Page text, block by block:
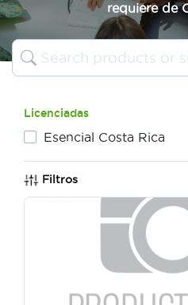
requiere de
Licenciadas
Esencial Costa Rica
Filtros